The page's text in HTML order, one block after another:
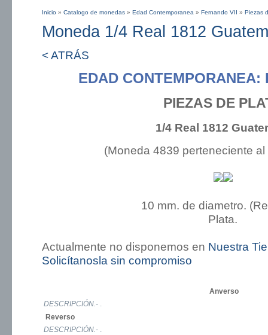
Se encuentra usted aquí
Inicio » Catalogo de monedas » Edad Contemporanea » Fernando VII » Piezas
Moneda 1/4 Real 1812
< ATRÁS
EDAD CONTEMPORANEA:
PIEZAS DE
1/4 Real 1812
(Moneda 4839 perteneciente al
10 mm. de diametro.
Plata.
Actualmente no disponemos en Nuestra
Solicítanosla sin compromiso
Anverso
DESCRIPCIÓN.- .
Reverso
DESCRIPCIÓN.- .